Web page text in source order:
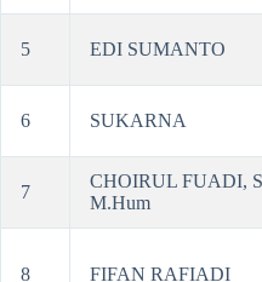
5 EDI SUMANTO
6 SUKARNA
7
CHOIRUL FUADI,
M.Hum
8 FIFAN RAFIADI